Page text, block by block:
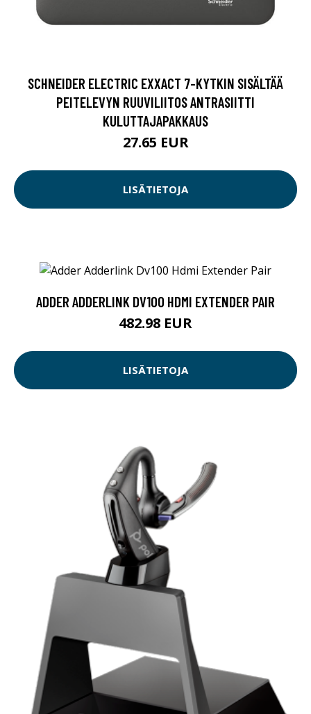
SCHNEIDER ELECTRIC EXXACT 7-KYTKIN SISÄLTÄÄ
PEITELEVYN RUUVILIITOS ANTRASIITTI
KULUTTAJAPAKKAUS
27.65 EUR
LISÄTIETOJA
ADDER ADDERLINK DV100 HDMI EXTENDER PAIR
482.98 EUR
LISÄTIETOJA